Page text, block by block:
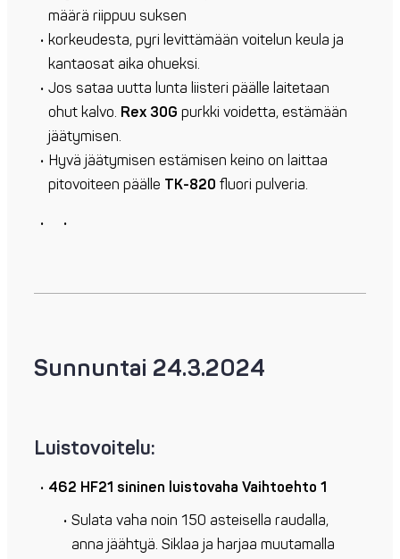
määrä riippuu suksen
korkeudesta, pyri levittämään voitelun keula ja
kantaosat aika ohueksi.
Jos sataa uutta lunta liisteri päälle laitetaan
ohut kalvo. Rex 30G purkki voidetta, estämään
jäätymisen.
Hyvä jäätymisen estämisen keino on laittaa
pitovoiteen päälle TK-820 fluori pulveria.
Sunnuntai 24.3.2024
Luistovoitelu:
462 HF21 sininen luistovaha Vaihtoehto 1
Sulata vaha noin 150 asteisella raudalla,
anna jäähtyä. Siklaa ja harjaa muutamalla